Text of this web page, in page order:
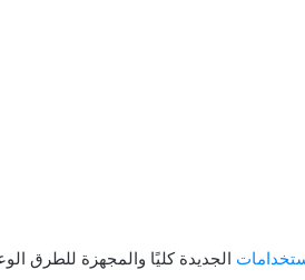
الجديدة كليًا والمجهزة للطرق